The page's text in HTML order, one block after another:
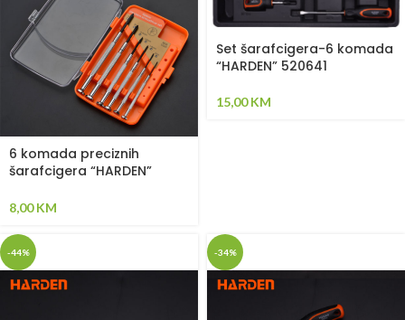
6 komada preciznih
šarafcigera “HARDEN”
8,00KM
Set šarafcigera-6 komada
“HARDEN” 520641
15,00KM
-44% -34%